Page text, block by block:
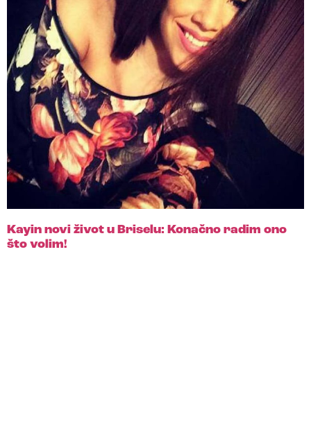
Kayin novi život u Briselu: Konačno radim ono
što volim!